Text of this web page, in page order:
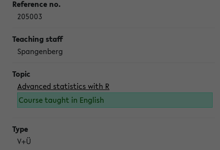
205003
Spangenberg
Advanced statistics with R
Course taught in English
V+Ü